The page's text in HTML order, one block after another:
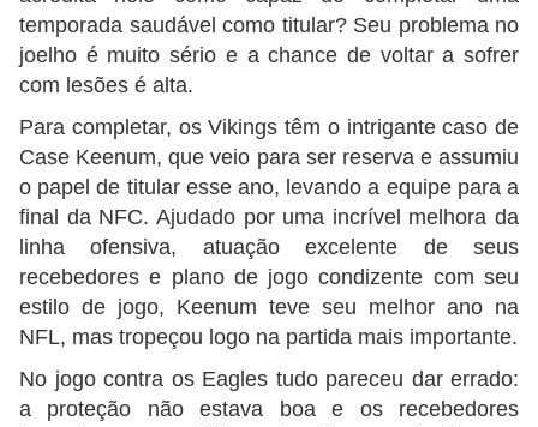
temporada saudável como titular? Seu problema no
joelho é muito sério e a chance de voltar a sofrer
com lesões é alta.
Para completar, os Vikings têm o intrigante caso de
Case Keenum, que veio para ser reserva e assumiu
o papel de titular esse ano, levando a equipe para a
final da NFC. Ajudado por uma incrível melhora da
linha ofensiva, atuação excelente de seus
recebedores e plano de jogo condizente com seu
estilo de jogo, Keenum teve seu melhor ano na
NFL, mas tropeçou logo na partida mais importante.
No jogo contra os Eagles tudo pareceu dar errado:
a proteção não estava boa e os recebedores